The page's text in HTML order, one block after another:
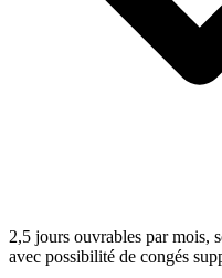
2,5 jours ouvrables par mois,
avec possibilité de congés